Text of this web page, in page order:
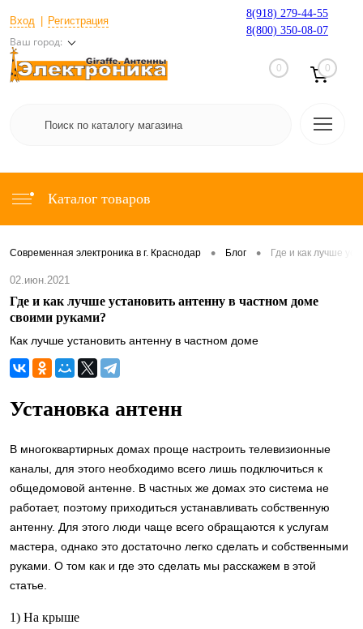
Вход Регистрация
Ваш город:
8(918) 279-44-55
8(800) 350-08-07
0 0
Каталог товаров
Современная электроника в г. Краснодар • Блог • Где и как лучше
02.июн.2021
Где и как лучше установить антенну в частном доме
своими руками?
Как лучше установить антенну в частном доме
Установка антенн
В многоквартирных домах проще настроить телевизионные
каналы, для этого необходимо всего лишь подключиться к
общедомовой антенне. В частных же домах это система не
работает, поэтому приходиться устанавливать собственную
антенну. Для этого люди чаще всего обращаются к услугам
мастера, однако это достаточно легко сделать и собственными
руками. О том как и где это сделать мы расскажем в этой
статье.
1) На крыше